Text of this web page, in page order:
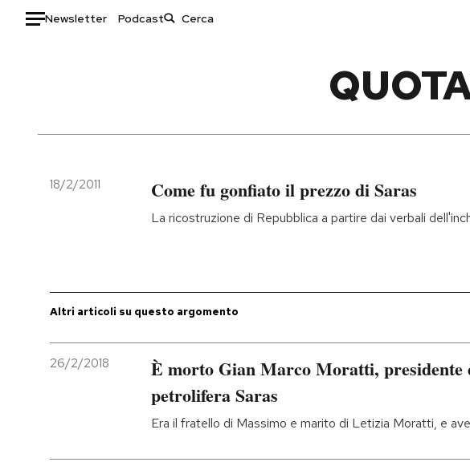
Newsletter Podcast
Italia
Politica
Economia
Sport
Moda
Storie/Idee
Ok Boomer!
Altrecose
Mondiali calcio 2026
18/2/2011 Come fu gonfiato il prezzo di Saras
La ricostruzione di Repubblica a partire dai verbali
Altri articoli su questo argomento
26/2/2018
È morto Gian Marco Moratti, presidente
petrolifera Saras
Era il fratello di Massimo e marito di Letizia Moratti, e